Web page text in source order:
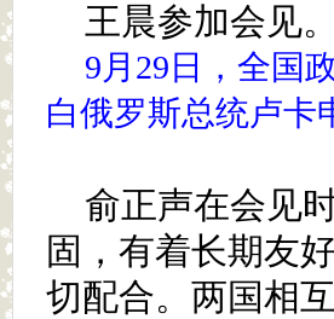
王晨参加会见。
9月29日，全国
白俄罗斯总统卢卡
俞正声在会见
固，有着长期友
切配合。两国相